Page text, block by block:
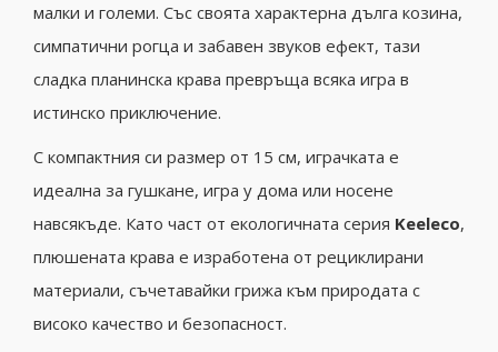
малки и големи. Със своята характерна дълга козина,
симпатични рогца и забавен звуков ефект, тази
сладка планинска крава превръща всяка игра в
истинско приключение.
С компактния си размер от 15 см, играчката е
идеална за гушкане, игра у дома или носене
навсякъде. Като част от екологичната серия Keeleco,
плюшената крава е изработена от рециклирани
материали, съчетавайки грижа към природата с
високо качество и безопасност.